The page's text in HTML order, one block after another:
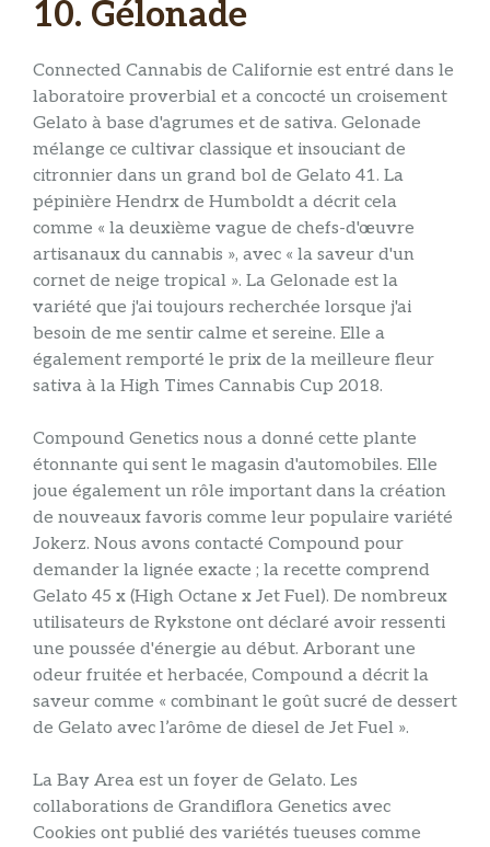
10. Gélonade
Connected Cannabis de Californie est entré dans le
laboratoire proverbial et a concocté un croisement
Gelato à base d'agrumes et de sativa. Gelonade
mélange ce cultivar classique et insouciant de
citronnier dans un grand bol de Gelato 41. La
pépinière Hendrx de Humboldt a décrit cela
comme « la deuxième vague de chefs-d'œuvre
artisanaux du cannabis », avec « la saveur d'un
cornet de neige tropical ». La Gelonade est la
variété que j'ai toujours recherchée lorsque j'ai
besoin de me sentir calme et sereine. Elle a
également remporté le prix de la meilleure fleur
sativa à la High Times Cannabis Cup 2018.
Compound Genetics nous a donné cette plante
étonnante qui sent le magasin d'automobiles. Elle
joue également un rôle important dans la création
de nouveaux favoris comme leur populaire variété
Jokerz. Nous avons contacté Compound pour
demander la lignée exacte ; la recette comprend
Gelato 45 x (High Octane x Jet Fuel). De nombreux
utilisateurs de Rykstone ont déclaré avoir ressenti
une poussée d'énergie au début. Arborant une
odeur fruitée et herbacée, Compound a décrit la
saveur comme « combinant le goût sucré de dessert
de Gelato avec l’arôme de diesel de Jet Fuel ».
La Bay Area est un foyer de Gelato. Les
collaborations de Grandiflora Genetics avec
Cookies ont publié des variétés tueuses comme